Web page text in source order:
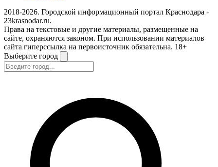
2018-2026. Городской информационный портал Краснодара -
23krasnodar.ru.
Права на текстовые и другие материалы, размещенные на
сайте, охраняются законом. При использовании материалов
сайта гиперссылка на первоисточник обязательна. 18+
Выберите город